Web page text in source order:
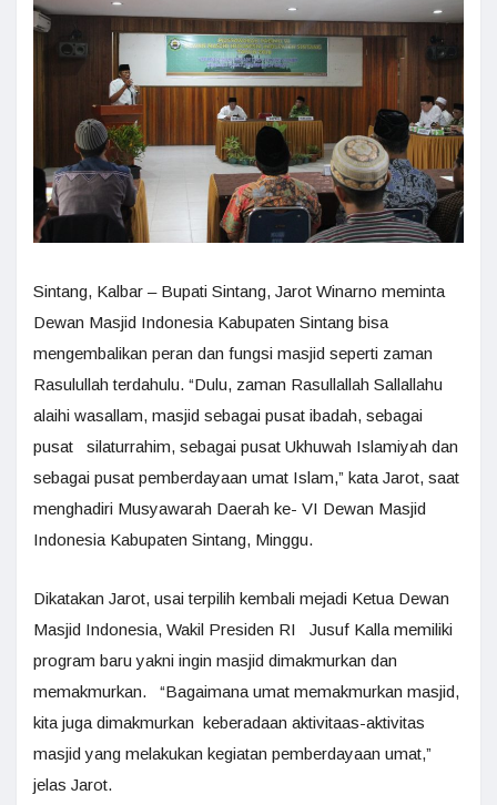
Sintang, Kalbar – Bupati Sintang, Jarot Winarno meminta
Dewan Masjid Indonesia Kabupaten Sintang bisa
mengembalikan peran dan fungsi masjid seperti zaman
Rasulullah terdahulu. “Dulu, zaman Rasullallah Sallallahu
alaihi wasallam, masjid sebagai pusat ibadah, sebagai
pusat silaturrahim, sebagai pusat Ukhuwah Islamiyah dan
sebagai pusat pemberdayaan umat Islam,” kata Jarot, saat
menghadiri Musyawarah Daerah ke- VI Dewan Masjid
Indonesia Kabupaten Sintang, Minggu.
Dikatakan Jarot, usai terpilih kembali mejadi Ketua Dewan
Masjid Indonesia, Wakil Presiden RI Jusuf Kalla memiliki
program baru yakni ingin masjid dimakmurkan dan
memakmurkan. “Bagaimana umat memakmurkan masjid,
kita juga dimakmurkan keberadaan aktivitaas-aktivitas
masjid yang melakukan kegiatan pemberdayaan umat,”
jelas Jarot.